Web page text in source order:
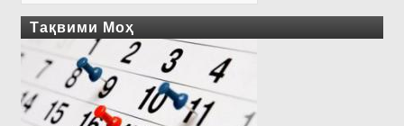
Тақвими Моҳ